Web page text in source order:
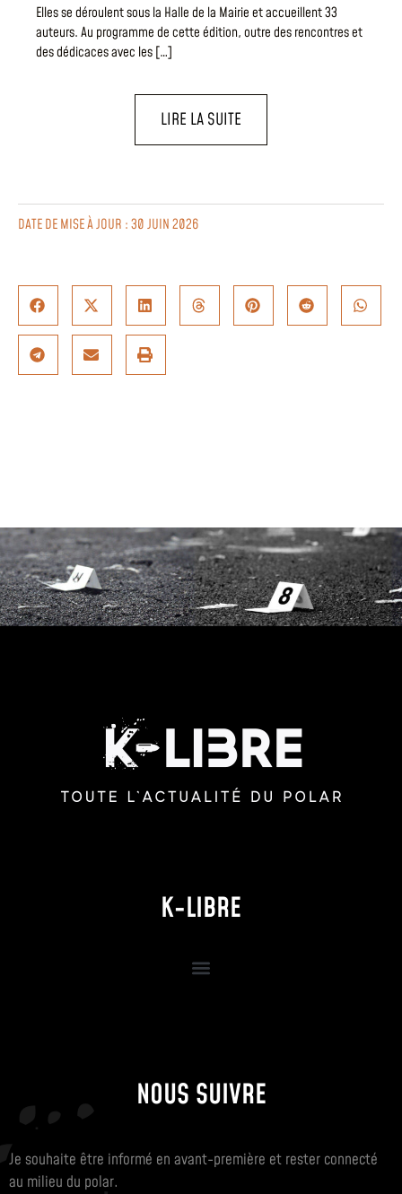
Elles se déroulent sous la Halle de la Mairie et accueillent 33
auteurs. Au programme de cette édition, outre des rencontres et
des dédicaces avec les […]
LIRE LA SUITE
DATE DE MISE À JOUR : 30 JUIN 2026
K-LIBRE
NOUS SUIVRE
Je souhaite être informé en avant-première et rester connecté
au milieu du polar.